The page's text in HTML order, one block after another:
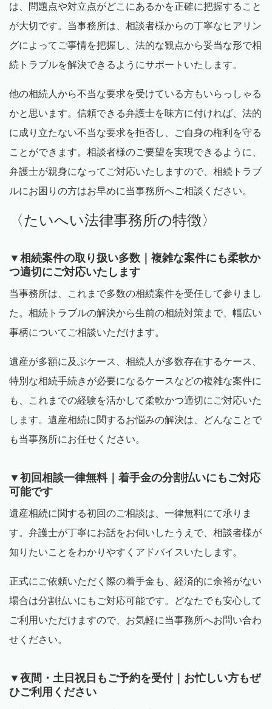
は、問題点や対立点がどこにあるかを正確に把握すること
が大切です。当事務所は、相談者様からの丁寧なヒアリン
グによってご事情を把握し、法的な観点から妥当な形で相
続トラブルを解決できるようにサポートいたします。
他の相続人から不当な要求を受けている方もいらっしゃる
かと思います。信頼できる弁護士を味方に付ければ、法的
に成り立たない不当な要求を拒否し、ご自身の権利を守る
ことができます。相談者様のご要望を実現できるように、
弁護士が親身になってご対応いたしますので、相続トラブ
ルにお困りの方はお早めに当事務所へご相談ください。
〈たいへい法律事務所の特徴〉
▼相続案件の取り扱い多数｜複雑な案件にも柔軟か
つ適切にご対応いたします
当事務所は、これまで多数の相続案件を受任して参りまし
た。相続トラブルの解決から生前の相続対策まで、幅広い
事柄についてご相談いただけます。
遺産が多額に及ぶケース、相続人が多数存在するケース、
特別な相続手続きが必要になるケースなどの複雑な案件に
も、これまでの経験を活かして柔軟かつ適切にご対応いた
します。遺産相続に関するお悩みの解決は、どんなことで
も当事務所にお任せください。
▼初回相談一律無料｜着手金の分割払いにもご対応
可能です
遺産相続に関する初回のご相談は、一律無料にて承りま
す。弁護士が丁寧にお話をお伺いしたうえで、相談者様が
知りたいことをわかりやすくアドバイスいたします。
正式にご依頼いただく際の着手金も、経済的に余裕がない
場合は分割払いにもご対応可能です。どなたでも安心して
ご利用いただけますので、お気軽に当事務所へお問い合わ
せください。
▼夜間・土日祝日もご予約を受付｜お忙しい方もぜ
ひご利用ください